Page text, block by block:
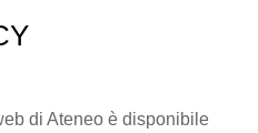
di Ateneo è disponibile